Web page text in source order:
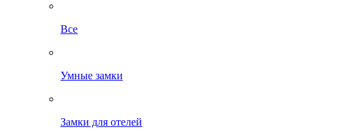
Все
Умные замки
Замки для отелей